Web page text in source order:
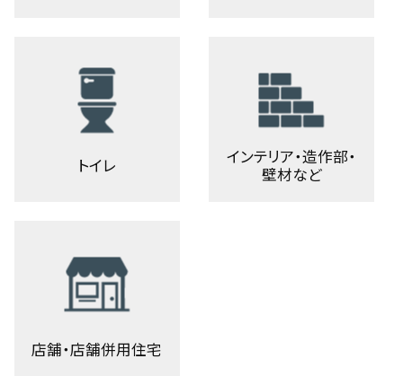
トイレ
インテリア・造作部・
壁材など
店舗・店舗併用住宅